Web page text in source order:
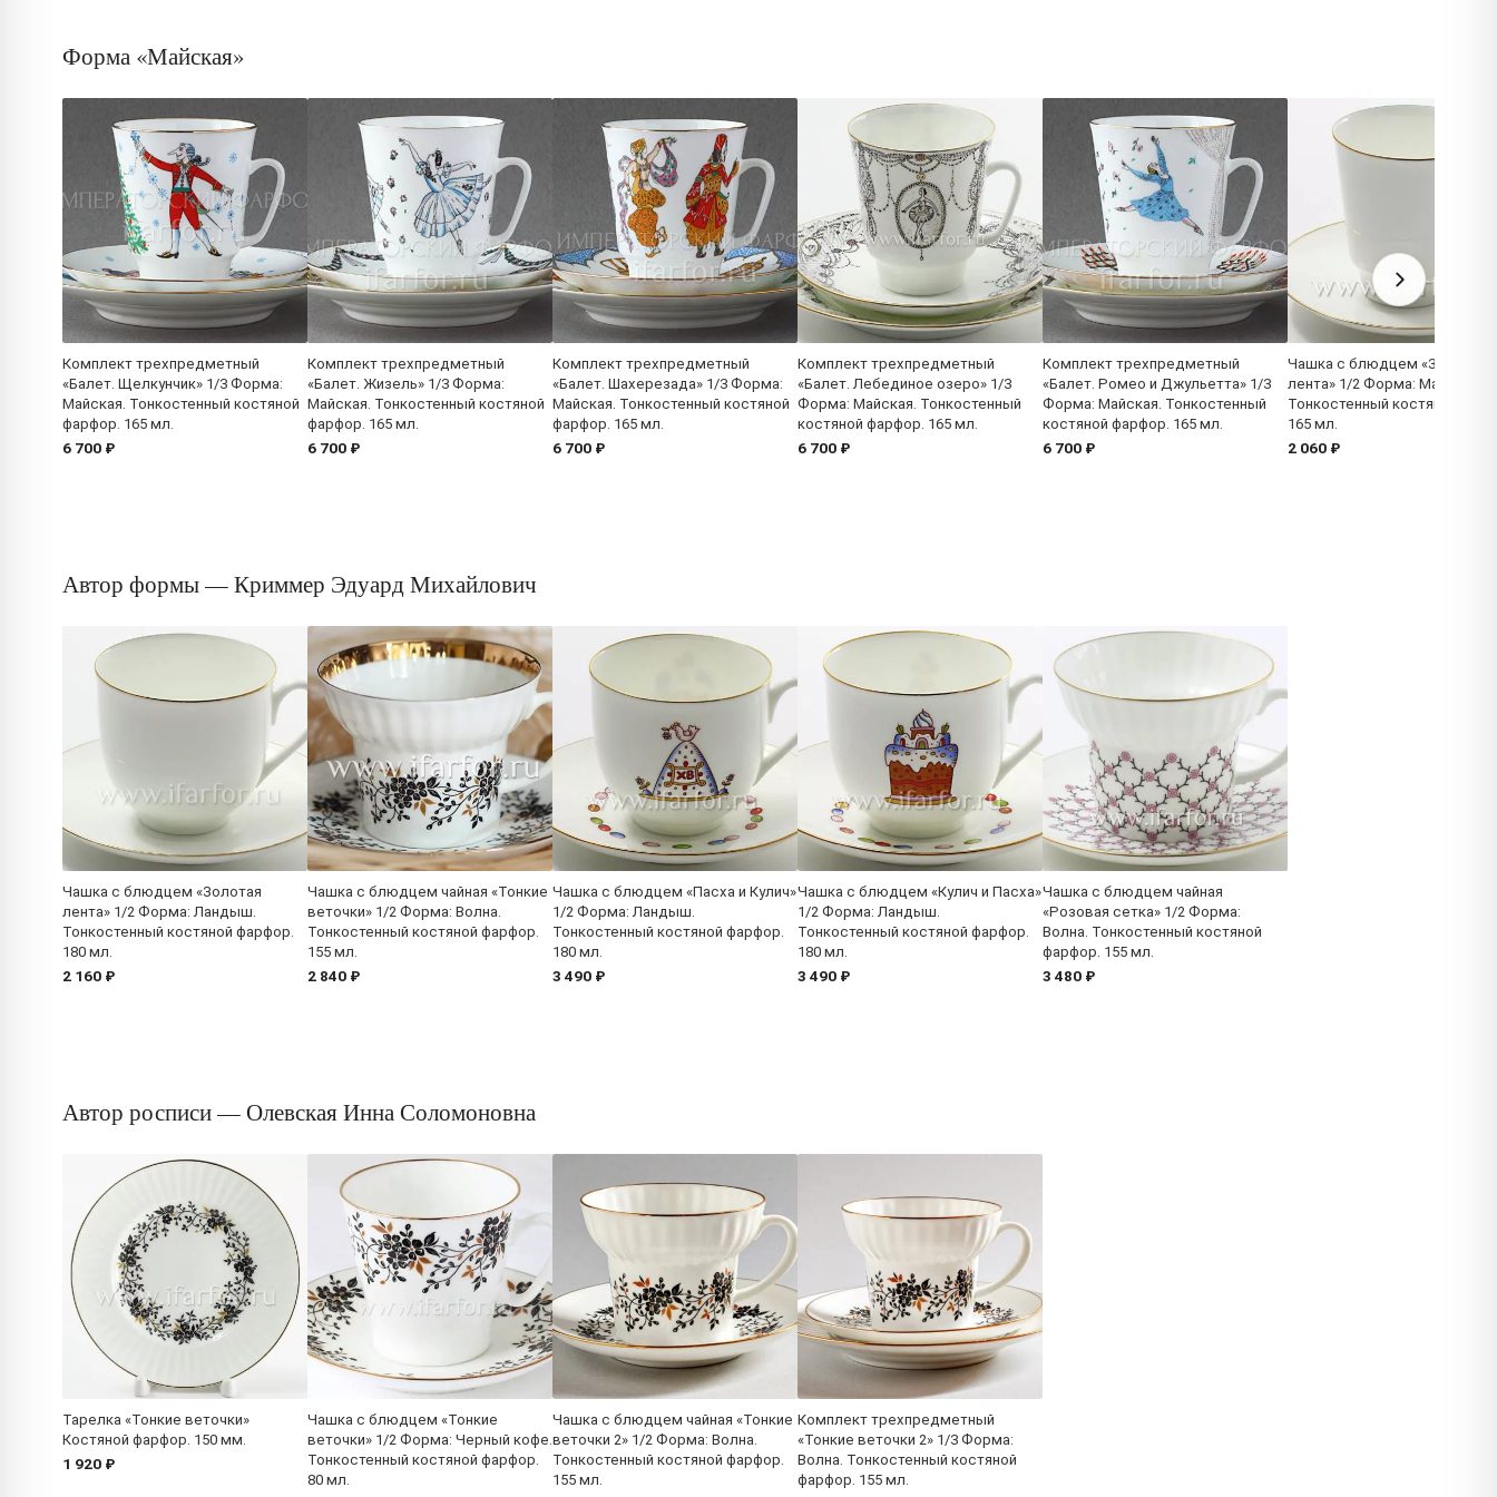
Форма «Майская»
Комплект трехпредметный
«Балет. Щелкунчик» 1/3 Форма:
Майская. Тонкостенный костяной
фарфор. 165 мл.
6 700 ₽
Комплект трехпредметный
«Балет. Жизель» 1/3 Форма:
Майская. Тонкостенный костяной
фарфор. 165 мл.
6 700 ₽
Комплект трехпредметный
«Балет. Шахерезада» 1/3 Форма:
Майская. Тонкостенный костяной
фарфор. 165 мл.
6 700 ₽
Комплект трехпредметный
«Балет. Лебединое озеро» 1/3
Форма: Майская. Тонкостенный
костяной фарфор. 165 мл.
6 700 ₽
Комплект трехпредметный
«Балет. Ромео и Джульетта» 1/3
Форма: Майская. Тонкостенный
костяной фарфор. 165 мл.
6 700 ₽
Чашка с блюдцем «Золотая
лента» 1/2 Форма: Майская.
Тонкостенный костяной
165 мл.
2 060 ₽
Автор формы — Криммер Эдуард Михайлович
Чашка с блюдцем «Золотая
лента» 1/2 Форма: Ландыш.
Тонкостенный костяной фарфор.
180 мл.
2 160 ₽
Чашка с блюдцем чайная «Тонкие
веточки» 1/2 Форма: Волна.
Тонкостенный костяной фарфор.
155 мл.
2 840 ₽
Чашка с блюдцем «Пасха и Кулич»
1/2 Форма: Ландыш.
Тонкостенный костяной фарфор.
180 мл.
3 490 ₽
Чашка с блюдцем «Кулич и Пасха»
1/2 Форма: Ландыш.
Тонкостенный костяной фарфор.
180 мл.
3 490 ₽
Чашка с блюдцем чайная
«Розовая сетка» 1/2 Форма:
Волна. Тонкостенный костяной
фарфор. 155 мл.
3 480 ₽
Автор росписи — Олевская Инна Соломоновна
Тарелка «Тонкие веточки»
Костяной фарфор. 150 мм.
1 920 ₽
Чашка с блюдцем «Тонкие
веточки» 1/2 Форма: Черный кофе.
Тонкостенный костяной фарфор.
80 мл.
Чашка с блюдцем чайная «Тонкие
веточки 2» 1/2 Форма: Волна.
Тонкостенный костяной фарфор.
155 мл.
Комплект трехпредметный
«Тонкие веточки 2» 1/3 Форма:
Волна. Тонкостенный костяной
фарфор. 155 мл.